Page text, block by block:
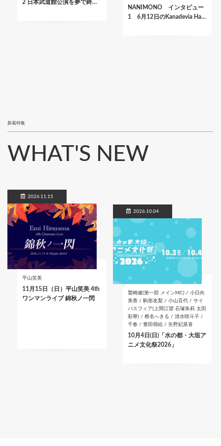
2 日本武道館公演を夢で終…
NANIMONO インタビュー
1 6月12日のKanadevia Ha…
新着特集
WHAT'S NEW
2026.11.15
平山笑美
11月15日（日）平山笑美 4th
ワンマンライブ 錦秋ノ一閃
2026.10.04
鷲崎健(第一部 メインMC) / 小日向
美香 / 駒形友梨 / 小山百代 / サイ
バスフィア(上間江望 石塚朱莉 太田
彩華) / 椎名へきる / 清水咲斗子 /
千春 / 豊田萌絵 / 矢野妃菜喜
10月4日(日)「水の都・大垣ア
ニメ文化祭2026」